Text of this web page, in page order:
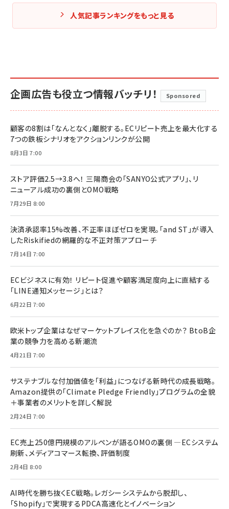
人気記事ランキングをもっと見る
企画広告も役立つ情報バッチリ！ Sponsored
顧客の8割は「なんとなく」離脱する。ECリピート売上を最大化する
7つの鉄板シナリオをアクションリンクが公開
8月3日 7:00
ストア評価2.5→3.8へ！ 三陽商会の「SANYO公式アプリ」、リ
ニューアル成功の裏側とOMO戦略
7月29日 8:00
決済承認率15%改善、不正率ほぼゼロを実現。「and ST」が導入
したRiskifiedの網羅的な不正対策アプローチ
7月14日 7:00
ECビジネスに有効！ リピート促進や顧客満足度向上に直結する
「LINE通知メッセージ」とは？
6月22日 7:00
欧米トップ企業はなぜマーケットプレイス化を急ぐのか？ BtoB企
業の競争力を高める新潮流
4月21日 7:00
サステナブルな付加価値を「利益」につなげる新時代の成長戦略。
Amazon提供の「Climate Pledge Friendly」プログラムの全貌
＋事業者のメリットを詳しく解説
2月24日 7:00
EC売上250億円規模のアルペンが語るOMOの裏側 ―ECシステム
刷新、メディアコマース転換、評価制度
2月4日 8:00
AI時代を勝ち抜くEC戦略。レガシーシステムから脱却し、
「Shopify」で実現するPDCA高速化とイノベーション